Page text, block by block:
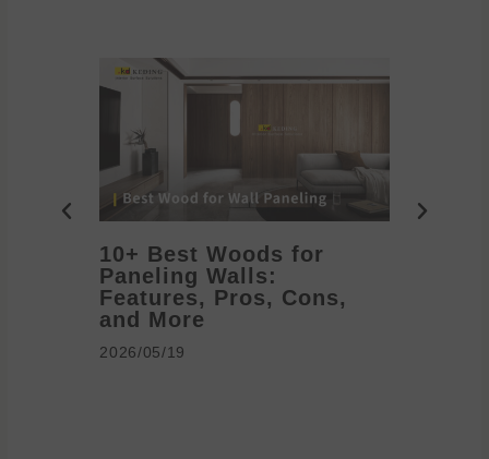
10+ Best Woods for
Paneling Walls:
Features, Pros, Cons,
and More
2026/05/19